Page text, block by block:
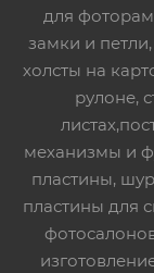
для
замки и
холсты на
рулоне,
механизмы и
пластины,
пластины для